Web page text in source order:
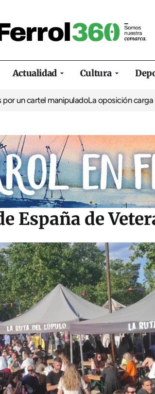
Actualidad Cultura
manipuladoLa oposición carga contra la
España de